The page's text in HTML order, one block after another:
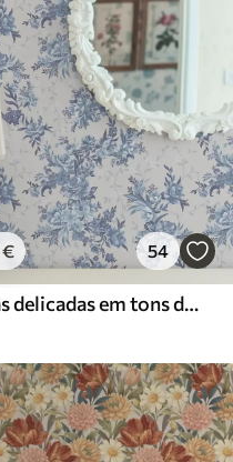
€ 54
Flores e folhas delicadas em tons de azul e azul sobre um fundo claro